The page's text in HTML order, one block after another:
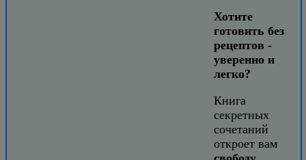
Хотите
готовить без
рецептов -
уверенно и
легко?
Книга
секретных
сочетаний
откроет вам